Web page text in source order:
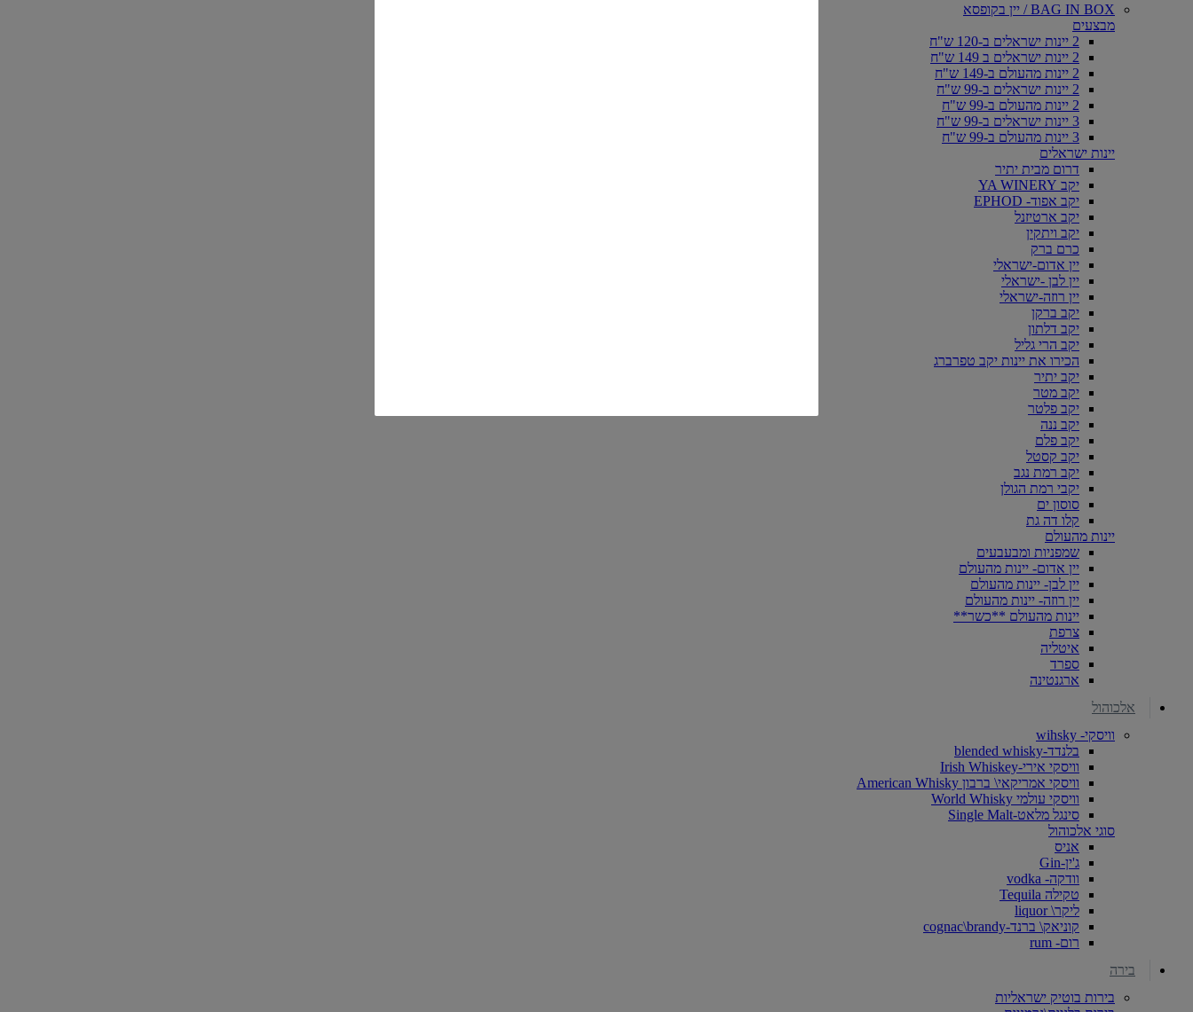
BAG IN BOX / יין בקופסא
מבצעים
2 יינות ישראלים ב-120 ש"ח
2 יינות ישראלים ב 149 ש"ח
2 יינות מהעולם ב-149 ש"ח
2 יינות ישראלים ב-99 ש"ח
2 יינות מהעולם ב-99 ש"ח
3 יינות ישראלים ב-99 ש"ח
3 יינות מהעולם ב-99 ש"ח
יינות ישראלים
דרום מבית יתיר
יקב YA WINERY
יקב אפוד- EPHOD
יקב ארטיזנל
יקב ויתקין
כרם ברק
יין אדום-ישראלי
יין לבן -ישראלי
יין רוזה-ישראלי
יקב ברקן
יקב דלתון
יקב הרי גליל
הכירו את יינות יקב טפרברג
יקב יתיר
יקב מטר
יקב פלטר
יקב ננה
יקב פלם
יקב קסטל
יקב רמת נגב
יקבי רמת הגולן
סוסון ים
קלו דה גת
יינות מהעולם
שמפניות ומבעבעים
יין אדום- יינות מהעולם
יין לבן- יינות מהעולם
יין רוזה- יינות מהעולם
יינות מהעולם **כשר**
צרפת
איטליה
ספרד
ארגנטינה
אלכוהול
וויסקי- wihsky
בלנדד-blended whisky
וויסקי אירי-Irish Whiskey
וויסקי אמריקאי\ ברבון American Whisky
וויסקי עולמי World Whisky
סינגל מלאט-Single Malt
סוגי אלכוהול
אניס
ג'ין-Gin
וודקה- vodka
טקילה Tequila
ליקר\ liquor
קוניאק\ ברנד-cognac\brandy
רום- rum
בירה
בירות בוטיק ישראליות